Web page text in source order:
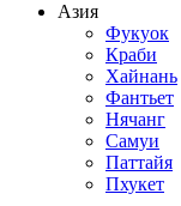
Азия
Фукуок
Краби
Хайнань
Фантьет
Нячанг
Самуи
Паттайя
Пхукет